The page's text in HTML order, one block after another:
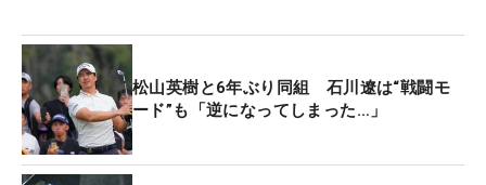
なかった。「戦いが終わってしまったな、という感
じでしたね」と唇をかみしめた。
「もちろん悪い部分のほうが多かったんですけど、
いい部分もあった。上位で戦えたことはプラスだと
松山英樹と6年ぶり同組 石川遼は“戦闘モ
ード”も「逆になってしまった…」